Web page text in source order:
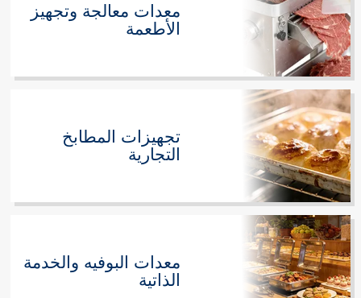
معدات معالجة وتجهيز
الأطعمة
تجهيزات المطابخ
التجارية
معدات البوفيه والخدمة
الذاتية